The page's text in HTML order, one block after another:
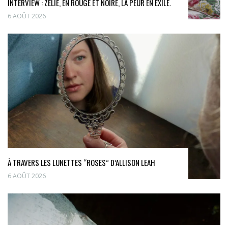
INTERVIEW : ZÉLIE, EN ROUGE ET NOIRE, LA PEUR EN EXILE.
6 AOÛT 2026
À TRAVERS LES LUNETTES “ROSES” D’ALLISON LEAH
6 AOÛT 2026